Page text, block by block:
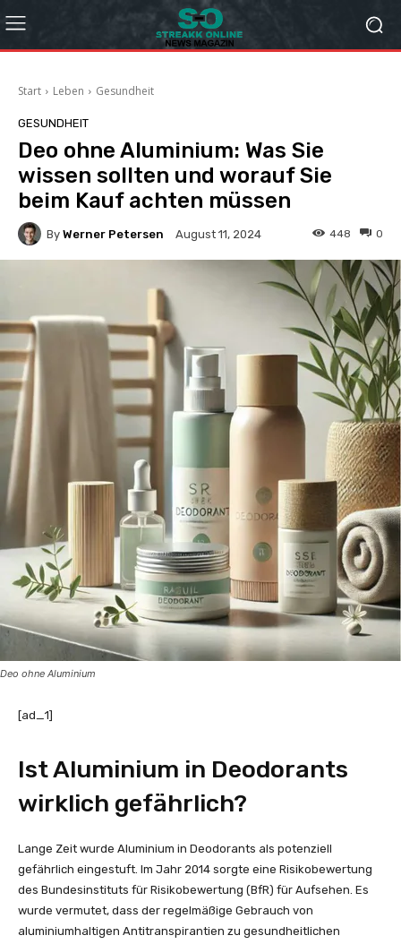
Start Leben Gesundheit
GESUNDHEIT
Deo ohne Aluminium: Was Sie
wissen sollten und worauf Sie
beim Kauf achten müssen
By Werner Petersen August 11, 2024 0
448
Deo ohne Aluminium
[ad_1]
Ist Aluminium in Deodorants
wirklich gefährlich?
Lange Zeit wurde Aluminium in Deodorants als potenziell
gefährlich eingestuft. Im Jahr 2014 sorgte eine Risikobewertung
des Bundesinstituts für Risikobewertung (BfR) für Aufsehen. Es
wurde vermutet, dass der regelmäßige Gebrauch von
aluminiumhaltigen Antitranspirantien zu gesundheitlichen